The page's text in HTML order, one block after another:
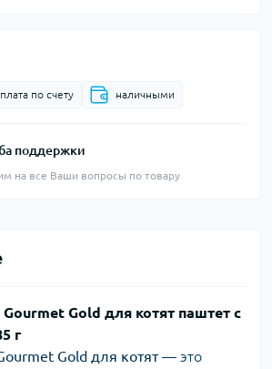
по счету наличными
поддержки
на все Ваши вопросы по товару
Gold для котят паштет с
г
Gold для котят— это